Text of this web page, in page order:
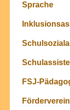
Sprache
FSJ-
Förderverein